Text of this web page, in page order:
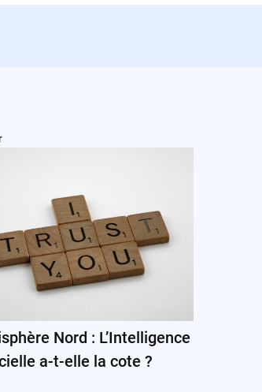
Nord : L’Intelligence
a-t-elle la cote ?